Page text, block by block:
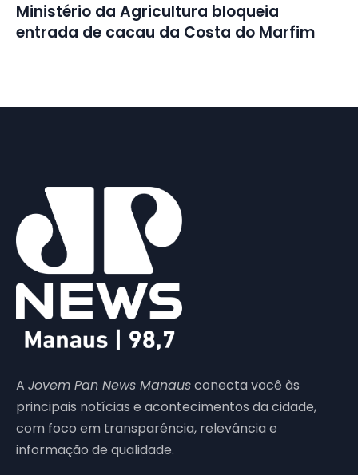
Ministério da Agricultura bloqueia
entrada de cacau da Costa do Marfim
A Jovem Pan News Manausconecta você às
principais notícias e acontecimentos da cidade,
com foco em transparência, relevância e
informação de qualidade.